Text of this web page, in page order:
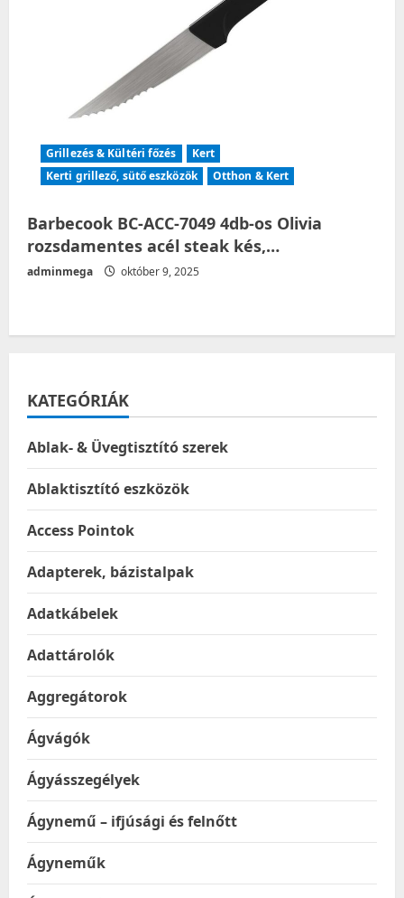
Grillezés & Kültéri főzés
Kert
Kerti grillező, sütő eszközök
Otthon & Kert
Barbecook BC-ACC-7049 4db-os Olivia
rozsdamentes acél steak kés,…
adminmega október 9, 2025
KATEGÓRIÁK
Ablak- & Üvegtisztító szerek
Ablaktisztító eszközök
Access Pointok
Adapterek, bázistalpak
Adatkábelek
Adattárolók
Aggregátorok
Ágvágók
Ágyásszegélyek
Ágynemű – ifjúsági és felnőtt
Ágyneműk